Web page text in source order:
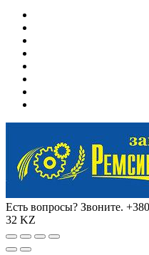
Есть вопросы? Звоните.
32 KZ